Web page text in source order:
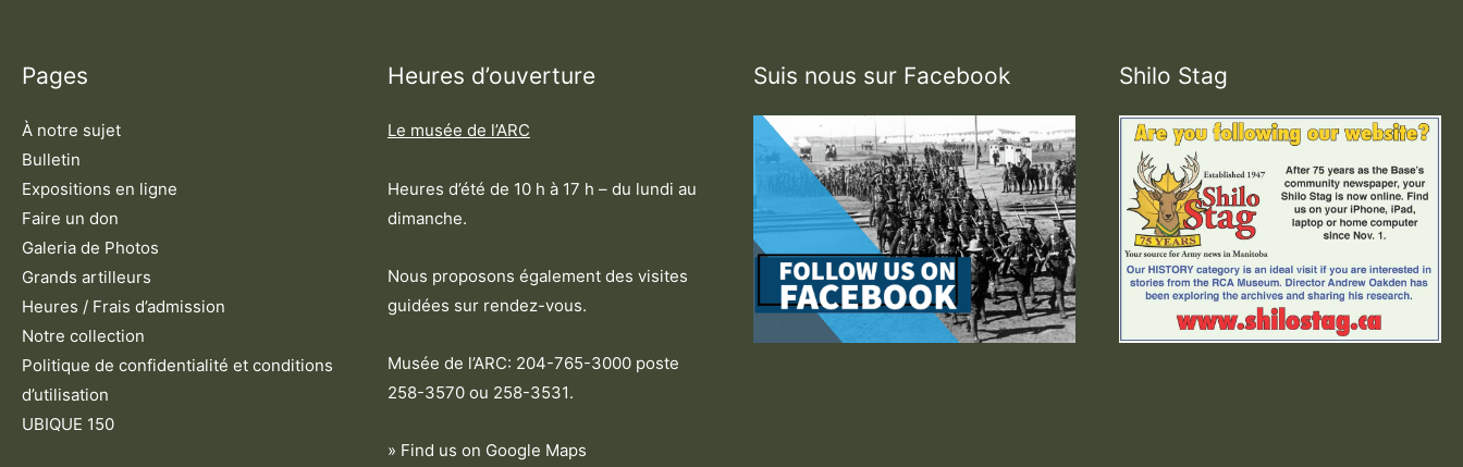
Pages
À notre sujet
Bulletin
Expositions en ligne
Faire un don
Galeria de Photos
Grands artilleurs
Heures / Frais d’admission
Notre collection
Politique de confidentialité et conditions
d’utilisation
UBIQUE 150
Heures d’ouverture
Le musée de l’ARC
Heures d’été de 10 h à 17 h – du lundi au
dimanche.
Nous proposons également des visites
guidées sur rendez-vous.
Musée de l’ARC: 204-765-3000 poste
258-3570 ou 258-3531.
» Find us on Google Maps
Suis nous sur Facebook Shilo Stag